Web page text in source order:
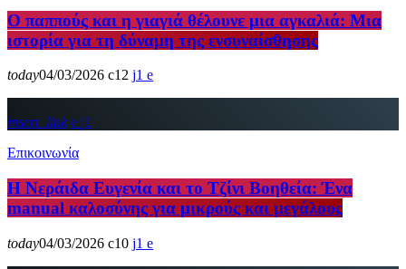
Ο παππούς και η γιαγιά θέλουνε μια αγκαλιά: Μια
ιστορία για τη δύναμη της ενσυναίσθησης
today04/03/2026 12 1
insert_link
1
Επικοινωνία
Η Νεράιδα Ευγενία και το Τζίνι Βοηθεία: Ένα
manual καλοσύνης για μικρούς και μεγάλους
today04/03/2026 10 1